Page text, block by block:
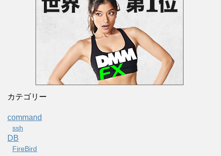
カテゴリー
command
ssh
DB
FireBird